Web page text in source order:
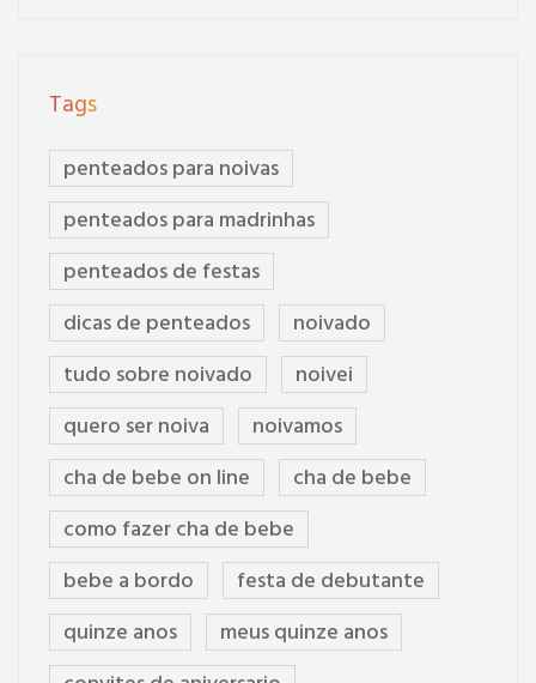
Tags
penteados para noivas
penteados para madrinhas
penteados de festas
dicas de penteados
noivado
tudo sobre noivado
noivei
quero ser noiva
noivamos
cha de bebe on line
cha de bebe
como fazer cha de bebe
bebe a bordo
festa de debutante
quinze anos
meus quinze anos